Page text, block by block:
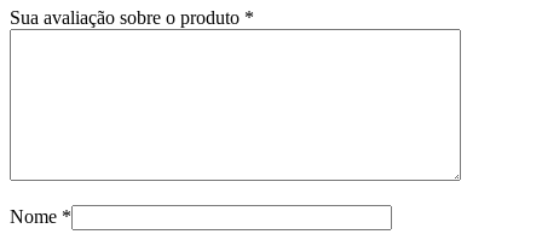
Sua avaliação sobre o produto *
Nome *